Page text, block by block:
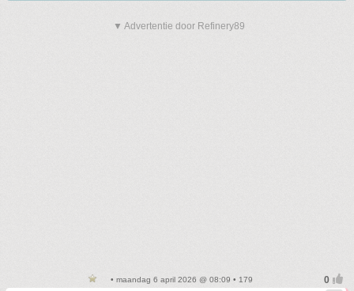
▼ Advertentie door Refinery89
• maandag 6 april 2026 @ 08:09 • 179